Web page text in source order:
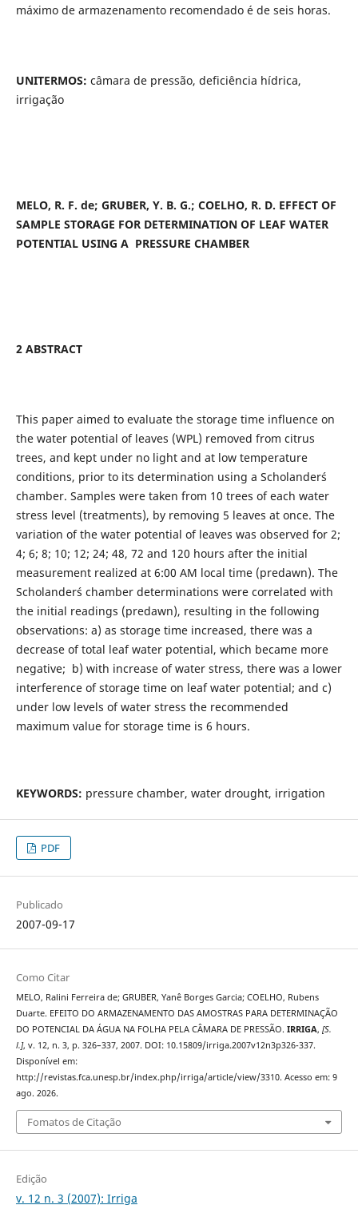
máximo de armazenamento recomendado é de seis horas.
UNITERMOS: câmara de pressão, deficiência hídrica,
irrigação
MELO, R. F. de; GRUBER, Y. B. G.; COELHO, R. D. EFFECT OF
SAMPLE STORAGE FOR DETERMINATION OF LEAF WATER
POTENTIAL USING A PRESSURE CHAMBER
2 ABSTRACT
This paper aimed to evaluate the storage time influence on
the water potential of leaves (WPL) removed from citrus
trees, and kept under no light and at low temperature
conditions, prior to its determination using a Scholander´s
chamber. Samples were taken from 10 trees of each water
stress level (treatments), by removing 5 leaves at once. The
variation of the water potential of leaves was observed for 2;
4; 6; 8; 10; 12; 24; 48, 72 and 120 hours after the initial
measurement realized at 6:00 AM local time (predawn). The
Scholander´s chamber determinations were correlated with
the initial readings (predawn), resulting in the following
observations: a) as storage time increased, there was a
decrease of total leaf water potential, which became more
negative; b) with increase of water stress, there was a lower
interference of storage time on leaf water potential; and c)
under low levels of water stress the recommended
maximum value for storage time is 6 hours.
KEYWORDS: pressure chamber, water drought, irrigation
PDF
Publicado
2007-09-17
Como Citar
MELO, Ralini Ferreira de; GRUBER, Yanê Borges Garcia; COELHO, Rubens
Duarte. EFEITO DO ARMAZENAMENTO DAS AMOSTRAS PARA DETERMINAÇÃO
DO POTENCIAL DA ÁGUA NA FOLHA PELA CÂMARA DE PRESSÃO. IRRIGA, [S.
l.], v. 12, n. 3, p. 326–337, 2007. DOI: 10.15809/irriga.2007v12n3p326-337.
Disponível em:
http://revistas.fca.unesp.br/index.php/irriga/article/view/3310. Acesso em: 9
ago. 2026.
Fomatos de Citação
Edição
v. 12 n. 3 (2007): Irriga